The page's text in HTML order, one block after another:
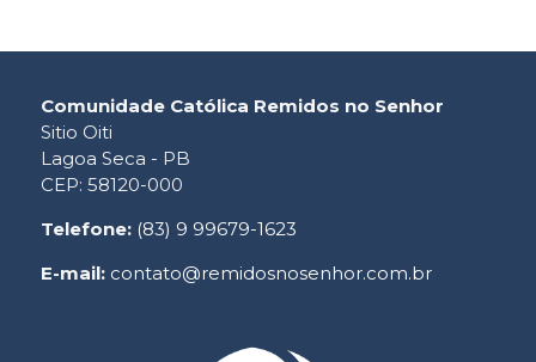
Comunidade Católica Remidos no Senhor
Sitio Oiti
Lagoa Seca - PB
CEP: 58120-000
Telefone: (83) 9 99679-1623
E-mail: contato@remidosnosenhor.com.br